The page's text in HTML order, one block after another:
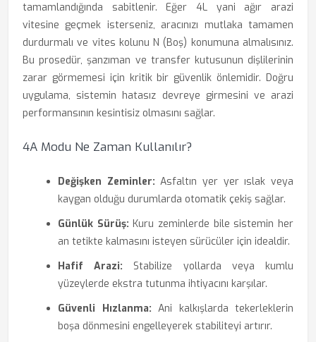
tamamlandığında sabitlenir. Eğer 4L yani ağır arazi
vitesine geçmek isterseniz, aracınızı mutlaka tamamen
durdurmalı ve vites kolunu N (Boş) konumuna almalısınız.
Bu prosedür, şanzıman ve transfer kutusunun dişlilerinin
zarar görmemesi için kritik bir güvenlik önlemidir. Doğru
uygulama, sistemin hatasız devreye girmesini ve arazi
performansının kesintisiz olmasını sağlar.
4A Modu Ne Zaman Kullanılır?
Değişken Zeminler: Asfaltın yer yer ıslak veya
kaygan olduğu durumlarda otomatik çekiş sağlar.
Günlük Sürüş: Kuru zeminlerde bile sistemin her
an tetikte kalmasını isteyen sürücüler için idealdir.
Hafif Arazi: Stabilize yollarda veya kumlu
yüzeylerde ekstra tutunma ihtiyacını karşılar.
Güvenli Hızlanma: Ani kalkışlarda tekerleklerin
boşa dönmesini engelleyerek stabiliteyi artırır.